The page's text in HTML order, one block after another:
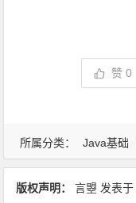
赞0
所属分类： Java基础
版权声明： 言曌 发表于